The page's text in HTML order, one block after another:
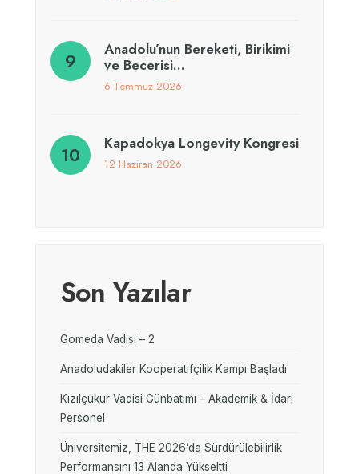
Anadolu’nun Bereketi, Birikimi
ve Becerisi…
6 Temmuz 2026
Kapadokya Longevity Kongresi
12 Haziran 2026
Son Yazılar
Gomeda Vadisi – 2
Anadoludakiler Kooperatifçilik Kampı Başladı
Kızılçukur Vadisi Günbatımı – Akademik & İdari
Personel
Üniversitemiz, THE 2026’da Sürdürülebilirlik
Performansını 13 Alanda Yükseltti